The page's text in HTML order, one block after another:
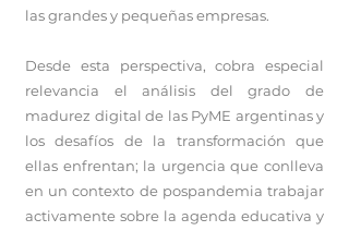
las grandes y pequeñas empresas.
Desde esta perspectiva, cobra especial
relevancia el análisis del grado de
madurez digital de las PyME argentinas y
los desafíos de la transformación que
ellas enfrentan; la urgencia que conlleva
en un contexto de pospandemia trabajar
activamente sobre la agenda educativa y